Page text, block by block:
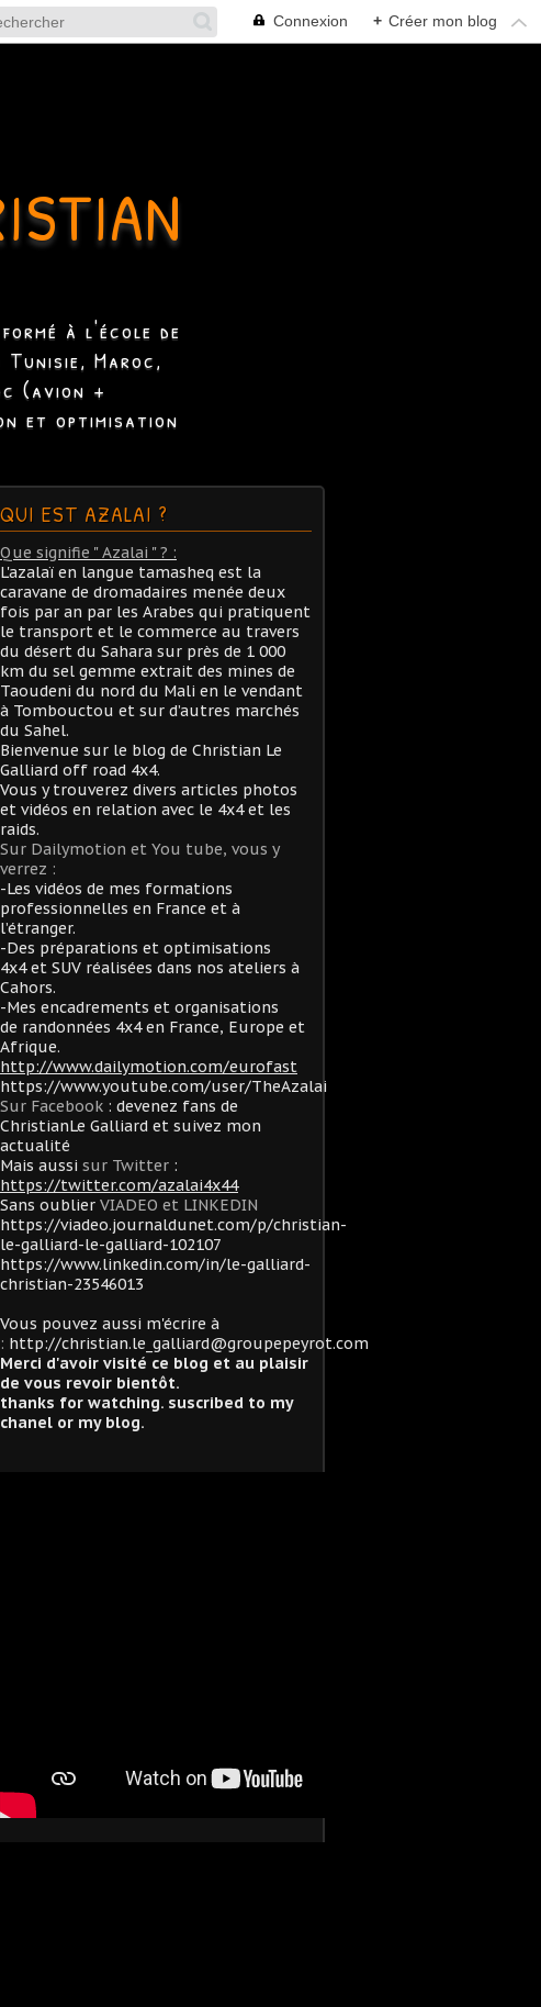
Connexion + Créer mon blog
à l'école de
Maroc,
(avion +
et optimisation
QUI EST AZALAI ?
Que signifie " Azalai " ? :
L'azalaï en langue tamasheq est la
caravane de dromadaires menée deux
fois par an par les Arabes qui pratiquent
le transport et le commerce au travers
du désert du Sahara sur près de 1 000
km du sel gemme extrait des mines de
Taoudeni du nord du Mali en le vendant
à Tombouctou et sur d’autres marchés
du Sahel.
Bienvenue sur le blog de Christian Le
Galliard off road 4x4.
Vous y trouverez divers articles photos
et vidéos en relation avec le 4x4 et les
raids.
Sur Dailymotion et You tube, vous y
verrez :
-Les vidéos de mes formations
professionnelles en France et à
l’étranger.
-Des préparations et optimisations
4x4 et SUV réalisées dans nos ateliers à
Cahors.
-Mes encadrements et organisations
de randonnées 4x4 en France, Europe et
Afrique.
http://www.dailymotion.com/eurofast
https://www.youtube.com/user/TheAzalai
Sur Facebook : devenez fans de
ChristianLe Galliard et suivez mon
actualité
Mais aussi sur Twitter :
https://twitter.com/azalai4x44
Sans oublier VIADEO et LINKEDIN
https://viadeo.journaldunet.com/p/christian-
le-galliard-le-galliard-102107
https://www.linkedin.com/in/le-galliard-
christian-23546013
Vous pouvez aussi m'écrire à
: http://christian.le_galliard@groupepeyrot.com
Merci d'avoir visité ce blog et au plaisir
de vous revoir bientôt.
thanks for watching. suscribed to my
chanel or my blog.